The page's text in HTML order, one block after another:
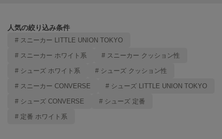
モワージュ
ミュシャ
ニューバランス
人気の絞り込み条件
# スニーカー LITTLE UNION TOKYO
# スニーカー ホワイト系 # スニーカー クッション性
# シューズ ホワイト系 # シューズ クッション性
# スニーカー CONVERSE # シューズ LITTLE UNION TOKYO
# シューズ CONVERSE # シューズ 定番
# 定番 ホワイト系